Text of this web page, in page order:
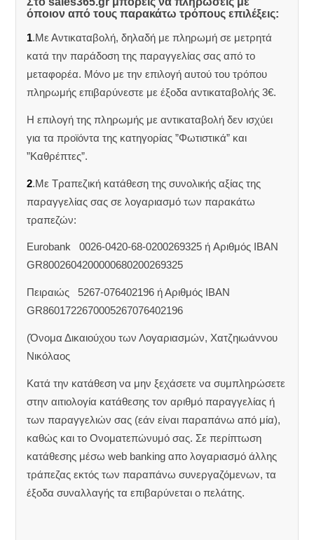
όποιον από τους παρακάτω τρόπους επιλέξεις:
1.Με Αντικαταβολή, δηλαδή με πληρωμή σε μετρητά
κατά την παράδοση της παραγγελίας σας από το
μεταφορέα. Μόνο με την επιλογή αυτού του τρόπου
πληρωμής επιβαρύνεστε με έξοδα αντικαταβολής 3€.
Η επιλογή της πληρωμής με αντικαταβολή δεν ισχύει
για τα προϊόντα της κατηγορίας ”Φωτιστικά” και
”Καθρέπτες”.
2.Με Τραπεζική κατάθεση της συνολικής αξίας της
παραγγελίας σας σε λογαριασμό των παρακάτω
τραπεζών:
Eurobank 0026-0420-68-0200269325 ή Aριθμός IBAN
GR8002604200000680200269325
Πειραιώς 5267-076402196 ή Αριθμός IBAN
GR8601722670005267076402196
(Όνομα Δικαιούχου των Λογαριασμών, Χατζηιωάννου
Νικόλαος
Κατά την κατάθεση να μην ξεχάσετε να συμπληρώσετε
στην αιτιολογία κατάθεσης τον αριθμό παραγγελίας ή
των παραγγελιών σας (εάν είναι παραπάνω από μία),
καθώς και το Ονοματεπώνυμό σας. Σε περίπτωση
κατάθεσης μέσω web banking απο λογαριασμό άλλης
τράπεζας εκτός των παραπάνω συνεργαζόμενων, τα
έξοδα συναλλαγής τα επιβαρύνεται ο πελάτης.